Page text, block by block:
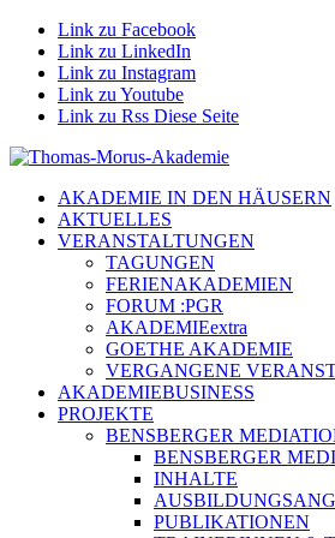
Link zu Facebook
Link zu LinkedIn
Link zu Instagram
Link zu Youtube
Link zu Rss Diese Seite
AKADEMIE IN DEN HÄUSERN
AKTUELLES
VERANSTALTUNGEN
TAGUNGEN
FERIENAKADEMIEN
FORUM :PGR
AKADEMIEextra
GOETHE AKADEMIE
VERGANGENE
AKADEMIEBUSINESS
PROJEKTE
BENSBERGER
BENSBERGER
INHALTE
PUBLIKATIONEN